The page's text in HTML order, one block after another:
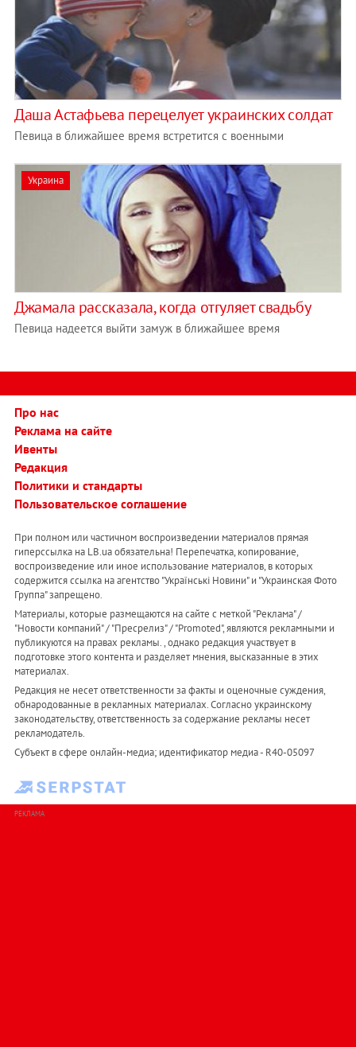
Даша Астафьева перецелует украинских солдат
Певица в ближайшее время встретится с военными
Украина
Джамала рассказала, когда отгуляет свадьбу
Певица надеется выйти замуж в ближайшее время
Про нас
Реклама на сайте
Ивенты
Редакция
Политики и стандарты
Пользовательское соглашение
При полном или частичном воспроизведении материалов прямая
гиперссылка на LB.ua обязательна! Перепечатка, копирование,
воспроизведение или иное использование материалов, в которых
содержится ссылка на агентство "Українськi Новини" и "Украинская Фото
Группа" запрещено.
Материалы, которые размещаются на сайте с меткой "Реклама" /
"Новости компаний" / "Пресрелиз" / "Promoted", являются рекламными и
публикуются на правах рекламы. , однако редакция участвует в
подготовке этого контента и разделяет мнения, высказанные в этих
материалах.
Редакция не несет ответственности за факты и оценочные суждения,
обнародованные в рекламных материалах. Согласно украинскому
законодательству, ответственность за содержание рекламы несет
рекламодатель.
Субъект в сфере онлайн-медиа; идентификатор медиа - R40-05097
РЕКЛАМА